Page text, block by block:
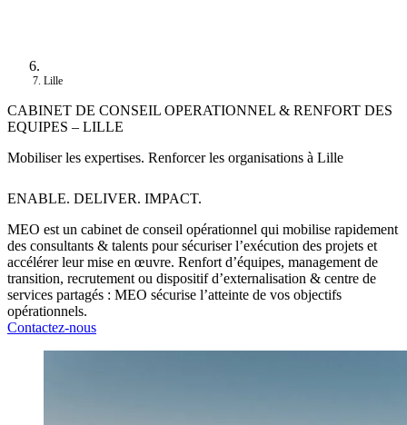
Lille
CABINET DE CONSEIL OPERATIONNEL & RENFORT DES
EQUIPES – LILLE
Mobiliser les expertises. Renforcer les organisations à Lille
ENABLE. DELIVER. IMPACT.
MEO est un cabinet de conseil opérationnel qui mobilise rapidement
des consultants & talents pour sécuriser l’exécution des projets et
accélérer leur mise en œuvre. Renfort d’équipes, management de
transition, recrutement ou dispositif d’externalisation & centre de
services partagés : MEO sécurise l’atteinte de vos objectifs
opérationnels.
Contactez-nous